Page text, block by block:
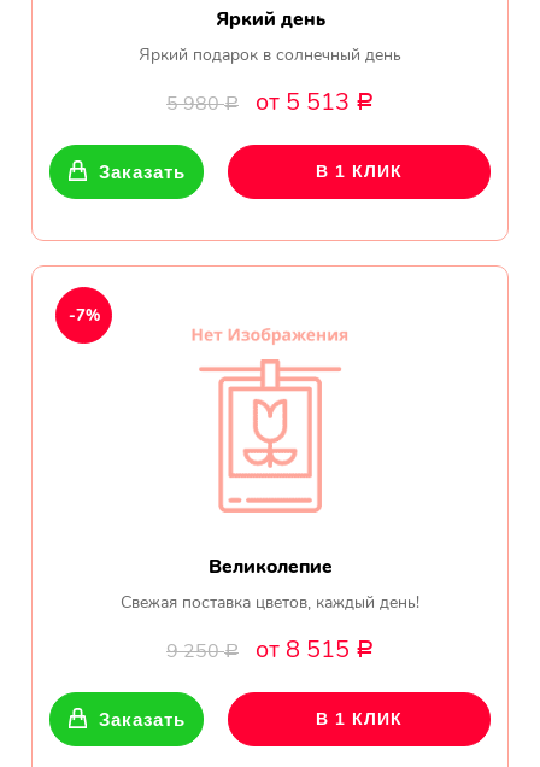
Яркий день
Яркий подарок в солнечный день
5 980Р от 5 513 Р
Заказать В 1 КЛИК
Великолепие
Свежая поставка цветов, каждый день!
9 250Р от 8 515 Р
-7%
Заказать В 1 КЛИК